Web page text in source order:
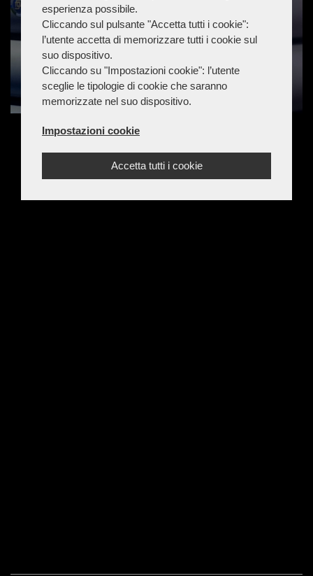
esperienza possibile.
Cliccando sul pulsante "Accetta tutti i cookie":
l’utente accetta di memorizzare tutti i cookie sul
suo dispositivo.
Cliccando su "Impostazioni cookie": l’utente
sceglie le tipologie di cookie che saranno
memorizzate nel suo dispositivo.
Impostazioni cookie
Accetta tutti i cookie